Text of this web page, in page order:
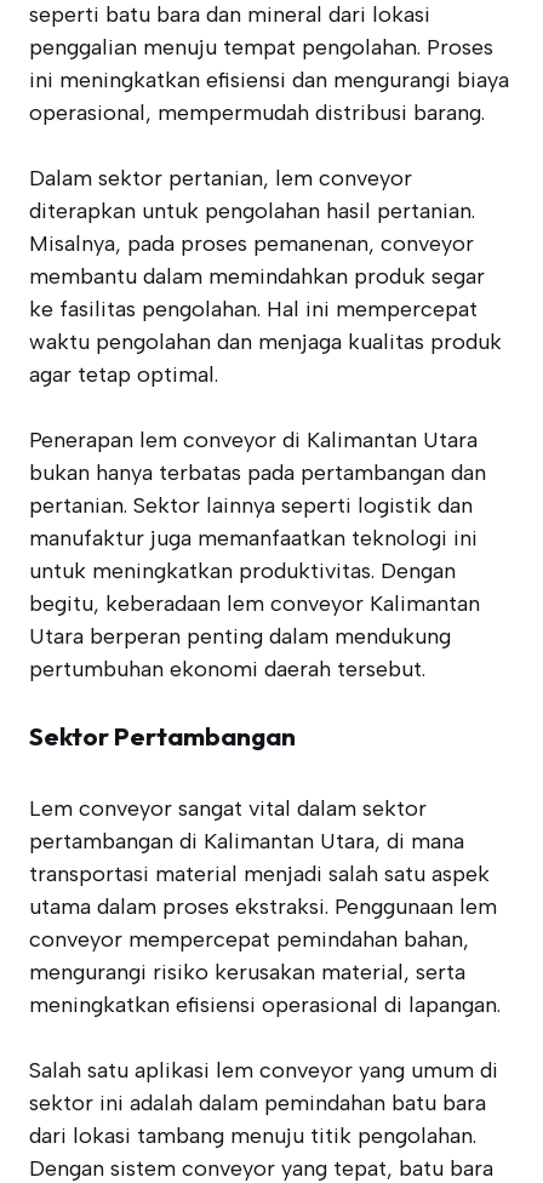
seperti batu bara dan mineral dari lokasi
penggalian menuju tempat pengolahan. Proses
ini meningkatkan efisiensi dan mengurangi biaya
operasional, mempermudah distribusi barang.
Dalam sektor pertanian, lem conveyor
diterapkan untuk pengolahan hasil pertanian.
Misalnya, pada proses pemanenan, conveyor
membantu dalam memindahkan produk segar
ke fasilitas pengolahan. Hal ini mempercepat
waktu pengolahan dan menjaga kualitas produk
agar tetap optimal.
Penerapan lem conveyor di Kalimantan Utara
bukan hanya terbatas pada pertambangan dan
pertanian. Sektor lainnya seperti logistik dan
manufaktur juga memanfaatkan teknologi ini
untuk meningkatkan produktivitas. Dengan
begitu, keberadaan lem conveyor Kalimantan
Utara berperan penting dalam mendukung
pertumbuhan ekonomi daerah tersebut.
Sektor Pertambangan
Lem conveyor sangat vital dalam sektor
pertambangan di Kalimantan Utara, di mana
transportasi material menjadi salah satu aspek
utama dalam proses ekstraksi. Penggunaan lem
conveyor mempercepat pemindahan bahan,
mengurangi risiko kerusakan material, serta
meningkatkan efisiensi operasional di lapangan.
Salah satu aplikasi lem conveyor yang umum di
sektor ini adalah dalam pemindahan batu bara
dari lokasi tambang menuju titik pengolahan.
Dengan sistem conveyor yang tepat, batu bara